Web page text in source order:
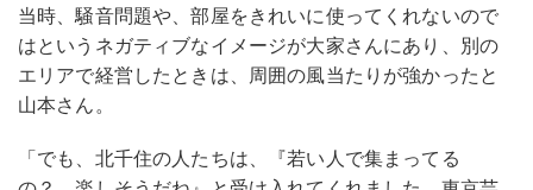
当時、騒音問題や、部屋をきれいに使ってくれないので
はというネガティブなイメージが大家さんにあり、別の
エリアで経営したときは、周囲の風当たりが強かったと
山本さん。
「でも、北千住の人たちは、『若い人で集まってる